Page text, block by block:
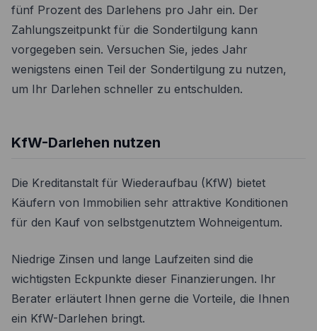
fünf Prozent des Darlehens pro Jahr ein. Der
Zahlungszeitpunkt für die Sondertilgung kann
vorgegeben sein. Versuchen Sie, jedes Jahr
wenigstens einen Teil der Sondertilgung zu nutzen,
um Ihr Darlehen schneller zu entschulden.
KfW-Darlehen nutzen
Die Kreditanstalt für Wiederaufbau (KfW) bietet
Käufern von Immobilien sehr attraktive Konditionen
für den Kauf von selbstgenutztem Wohneigentum.
Niedrige Zinsen und lange Laufzeiten sind die
wichtigsten Eckpunkte dieser Finanzierungen. Ihr
Berater erläutert Ihnen gerne die Vorteile, die Ihnen
ein KfW-Darlehen bringt.